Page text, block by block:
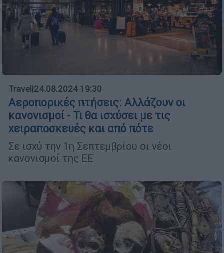
Travel |24.08.2024 19:30
Αεροπορικές πτήσεις: Αλλάζουν οι
κανονισμοί - Τι θα ισχύσει με τις
χειραποσκευές και από πότε
Σε ισχύ την 1η Σεπτεμβρίου οι νέοι
κανονισμοί της ΕΕ